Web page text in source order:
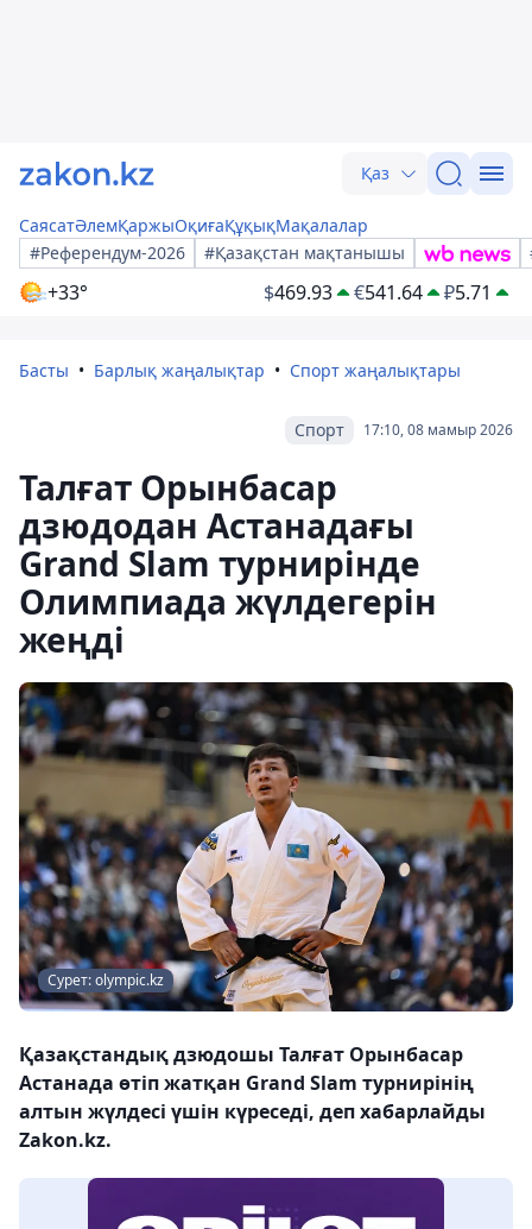
Қаз
СаясатӘлемҚаржыОқиғаҚұқықМақалалар
#Референдум-2026
#Қазақстан мақтанышы
+33° $469.93 €541.64 ₽5.71
Басты Барлық жаңалықтар Спорт жаңалықтары
17:10, 08 мамыр 2026
Спорт
Талғат Орынбасар
дзюдодан Астанадағы
Grand Slam турнирінде
Олимпиада жүлдегерін
жеңді
Сурет: olympic.kz
Қазақстандық дзюдошы Талғат Орынбасар
Астанада өтіп жатқан Grand Slam турнирінің
алтын жүлдесі үшін күреседі, деп хабарлайды
Zakon.kz.